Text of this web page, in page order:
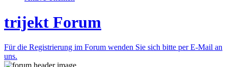
trijekt Forum
Für die Registrierung im Forum wenden Sie sich bitte per E-Mail an
uns.